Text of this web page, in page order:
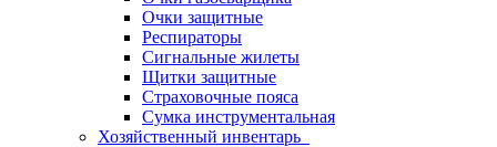
Очки защитные
Респираторы
Сигнальные жилеты
Щитки защитные
Страховочные пояса
Сумка инструментальная
Хозяйственный инвентарь